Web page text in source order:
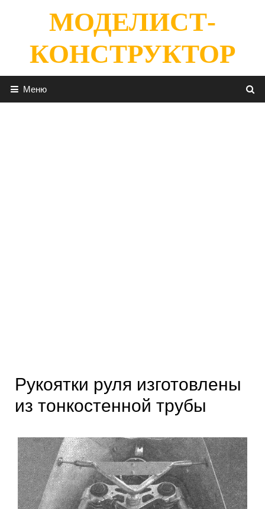
содержимомуМОДЕЛИСТ-
КОНСТРУКТОР
Меню
Рукоятки руля изготовлены
из тонкостенной трубы